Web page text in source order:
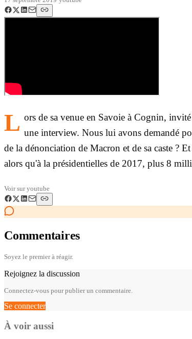
L ors de sa venue en Savoie à Cognin,
une interview. Nous lui avons demandé
de la dénonciation de Macron et de sa caste ?
alors qu'à la présidentielles de 2017, plus 8
Voir suryoutube
Commentaires
Soyez le premier à réagir.
Rejoignez la discussion
Connectez-vous pour publier un commentaire.
Se connecter
À voir aussi